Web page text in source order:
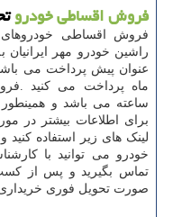
فروش اقساطی خودرو
فروش اقساطی
ماه پرداخت می کنید.
ساعته می باشد و همینطور
برای اطلاعات بیشتر در
لینک های زیر استفاده
خودرو می توانید با
تماس بگیرید و پس از
صورت تحویل فوری خریداری